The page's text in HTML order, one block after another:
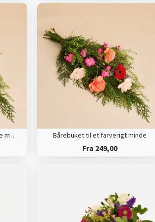
Bårebuket til et farverigt minde med bånd Bårebuket til et farverigt minde
Fra 249,00